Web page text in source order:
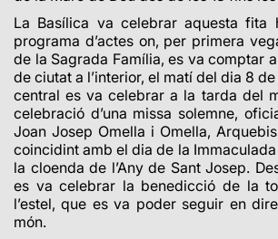
La Basílica va celebrar aquesta fita
programa d’actes on, per primera
de la Sagrada Família, es va comptar
de ciutat a l’interior, el matí del dia 8 de
central es va celebrar a la tarda del
celebració d’una missa solemne,
Joan Josep Omella i Omella,
coincidint amb el dia de la
la cloenda de l’Any de Sant Josep.
es va celebrar la benedicció de la
l’estel, que es va poder seguir en
món.